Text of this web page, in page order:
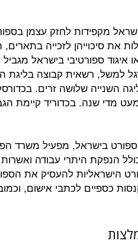
מקפידות לחזק עצמן
את סיכוייהן לזכייה בתארים,
איגוד ספורטיבי בישראל
למשל, רשאית קבוצה בליגת
השנייה שלושה זרים.
מדי שנה. בכדוריד קיימת
בישראל, מפעיל משרד
הנפקת היתרי עבודה
הישראליות להעסיק את
כספיים לכתבי אישום,